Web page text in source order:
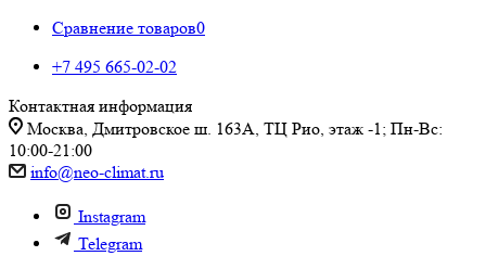
Сравнение товаров0
+7 495 665-02-02
Контактная информация
Москва, Дмитровское ш. 163А, ТЦ Рио, этаж -1; Пн-Вс:
10:00-21:00
info@neo-climat.ru
Instagram
Telegram